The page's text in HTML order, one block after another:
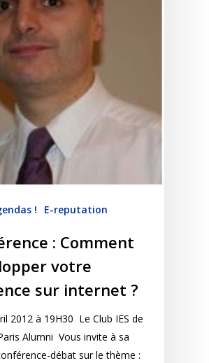
! E-reputation
: Comment
votre
sur internet ?
2012 à 19H30 Le Club IES de
Alumni Vous invite à sa
débat sur le thème :